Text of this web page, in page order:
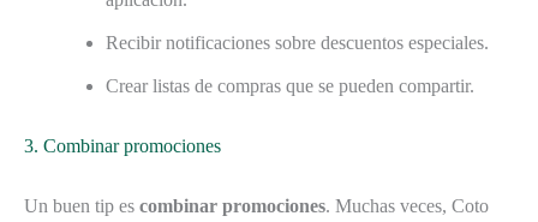
Recibir notificaciones sobre descuentos especiales.
Crear listas de compras que se pueden compartir.
3. Combinar promociones
Un buen tip es combinar promociones. Muchas veces, Coto